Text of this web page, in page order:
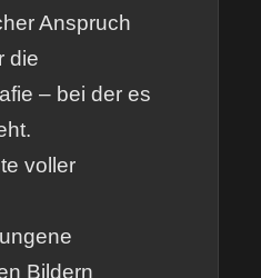
Anspruch
die
– bei der es
voller
Bildern